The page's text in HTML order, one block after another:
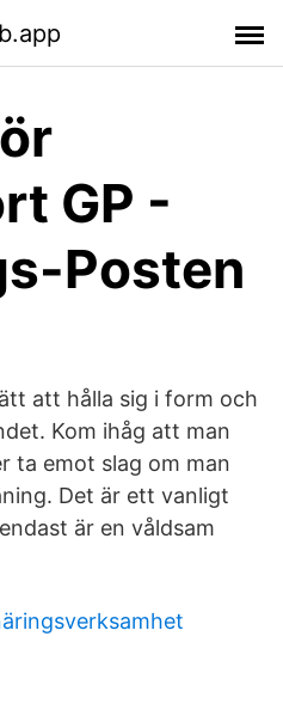
GP -
Posten
att hålla sig i form och
Kom ihåg att man
ta emot slag om man
Det är ett vanligt
är en våldsam